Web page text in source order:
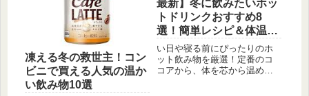
凍える冬の救世主！コン
ビニで買える人気の温か
い飲み物10選
最新】冬に飲みたいホッ
トドリンクおすすめ8
選！簡単レシピ＆体温ま
る飲み物
い日や寝る前にぴったりのホ
ット飲み物を厳選！定番のコ
コアから、体を芯から温める